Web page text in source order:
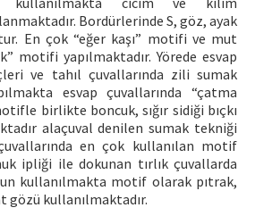
Bordürlerinde S, göz, ayak
En çok “eğer kaşı” motifi ve mut
motifi yapılmaktadır. Yörede esvap
ve tahıl çuvallarında zili sumak
esvap çuvallarında “çatma
birlikte boncuk, sığır sidiği bıçkı
alaçuval denilen sumak tekniği
en çok kullanılan motif
ipliği ile dokunan tırlık çuvallarda
kullanılmakta motif olarak pıtrak,
gözü kullanılmaktadır.